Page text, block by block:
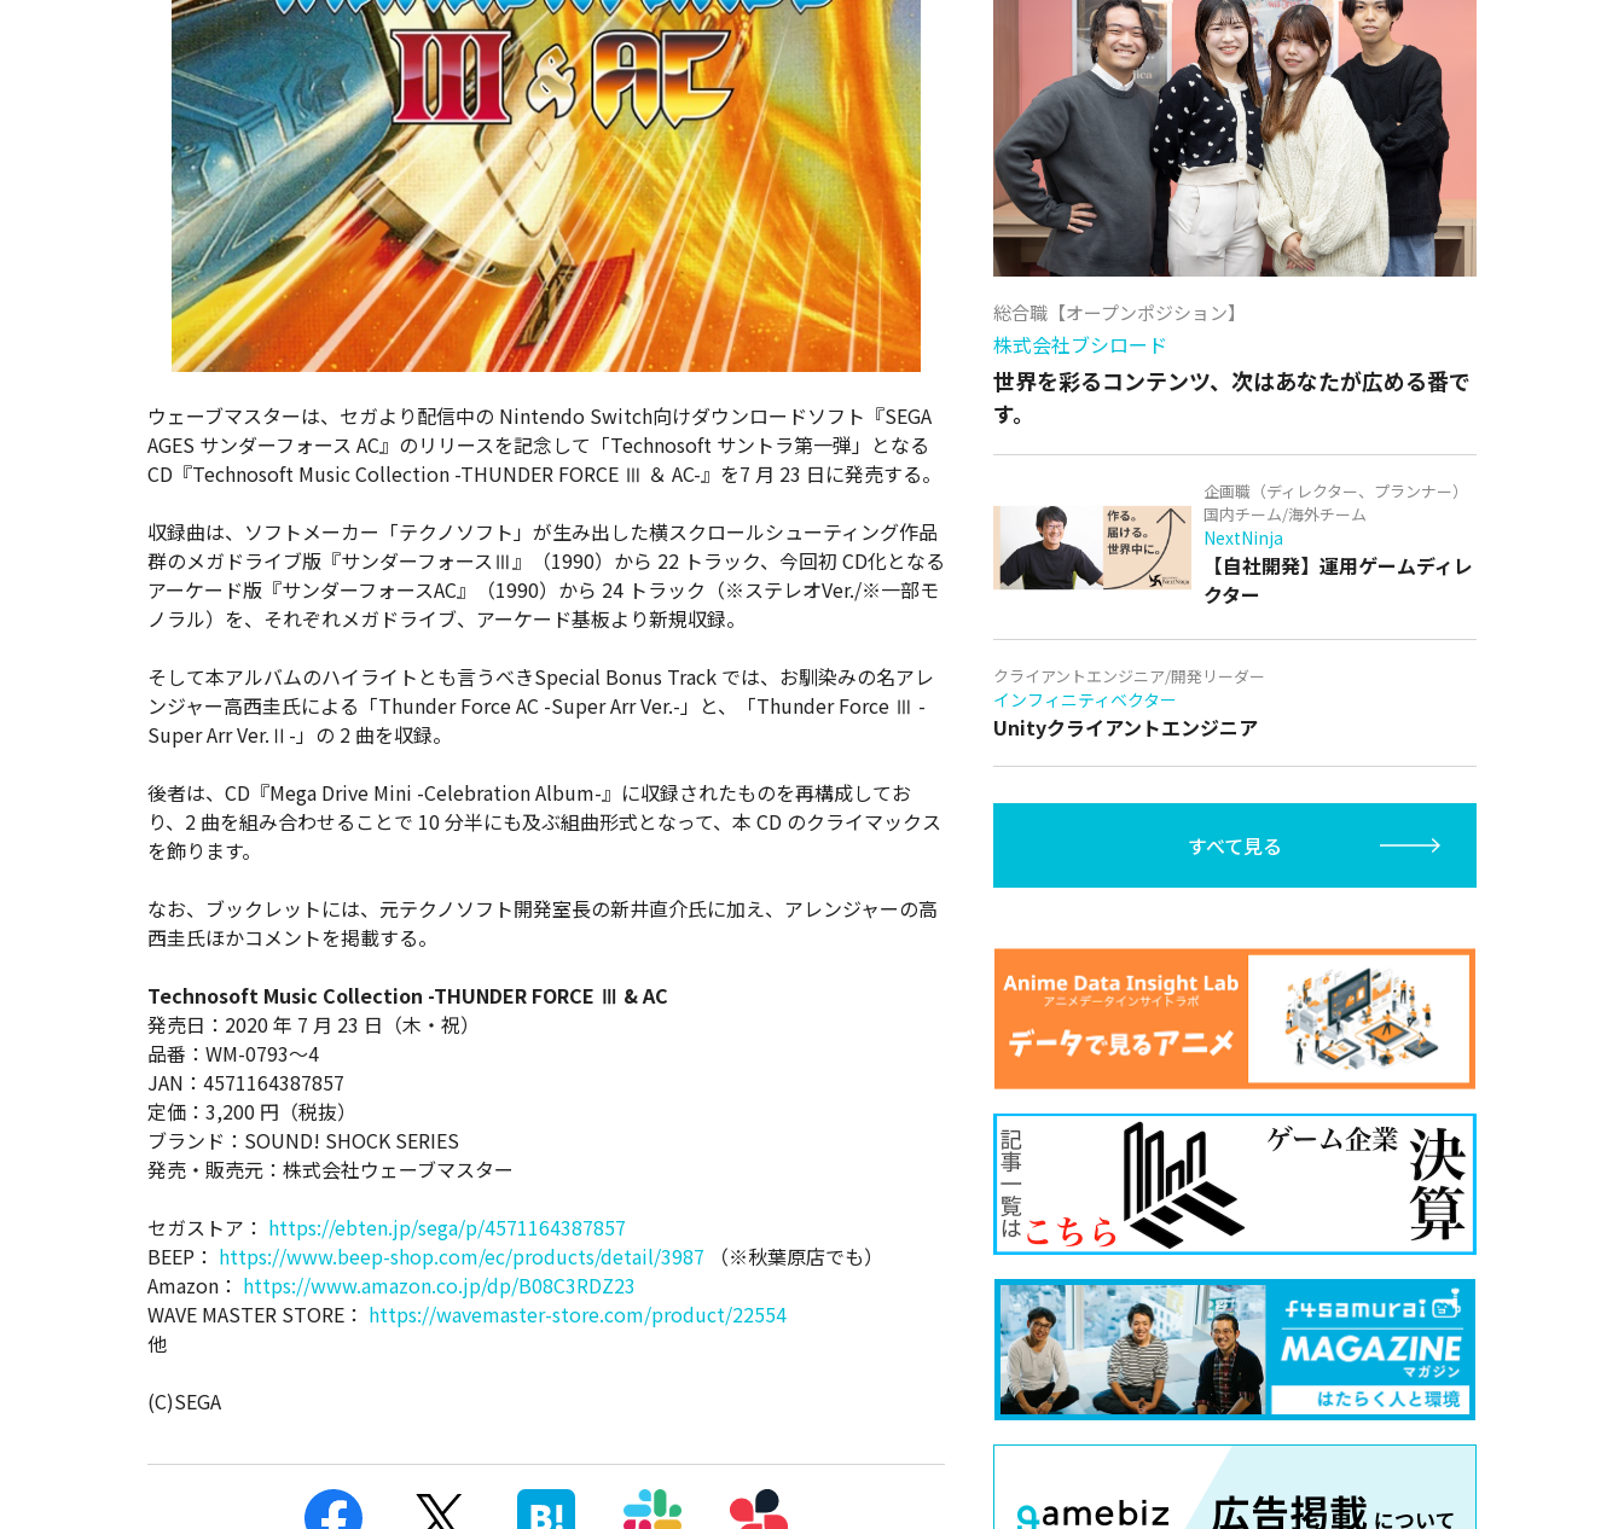
ウェーブマスターは、セガより配信中の Nintendo Switch向けダウンロードソフト『SEGA
AGES サンダーフォース AC』のリリースを記念して「Technosoft サントラ第一弾」となる
CD『Technosoft Music Collection -THUNDER FORCE Ⅲ ＆ AC-』を7 月 23 日に発売する。
収録曲は、ソフトメーカー「テクノソフト」が生み出した横スクロールシューティング作品
群のメガドライブ版『サンダーフォースⅢ』（1990）から 22 トラック、今回初 CD化となる
アーケード版『サンダーフォースAC』（1990）から 24 トラック（※ステレオVer./※一部モ
ノラル）を、それぞれメガドライブ、アーケード基板より新規収録。
そして本アルバムのハイライトとも言うべきSpecial Bonus Track では、お馴染みの名アレ
ンジャー高西圭氏による「Thunder Force AC -Super Arr Ver.-」と、「Thunder Force Ⅲ -
Super Arr Ver.Ⅱ-」の 2 曲を収録。
後者は、CD『Mega Drive Mini -Celebration Album-』に収録されたものを再構成してお
り、2 曲を組み合わせることで 10 分半にも及ぶ組曲形式となって、本 CD のクライマックス
を飾ります。
なお、ブックレットには、元テクノソフト開発室長の新井直介氏に加え、アレンジャーの高
西圭氏ほかコメントを掲載する。
Technosoft Music Collection -THUNDER FORCE Ⅲ & AC
発売日：2020 年 7 月 23 日（木・祝）
品番：WM-0793～4
JAN：4571164387857
定価：3,200 円（税抜）
ブランド：SOUND! SHOCK SERIES
発売・販売元：株式会社ウェーブマスター
セガストア： https://ebten.jp/sega/p/4571164387857
BEEP： https://www.beep-shop.com/ec/products/detail/3987 （※秋葉原店でも）
Amazon： https://www.amazon.co.jp/dp/B08C3RDZ23
WAVE MASTER STORE： https://wavemaster-store.com/product/22554
他
(C)SEGA
総合職【オープンポジション】
株式会社ブシロード
世界を彩るコンテンツ、次はあなたが広める番で
す。
企画職（ディレクター、プランナー）
国内チーム/海外チーム
NextNinja
【自社開発】運用ゲームディレ
クター
クライアントエンジニア/開発リーダー
インフィニティベクター
Unityクライアントエンジニア
すべて見る